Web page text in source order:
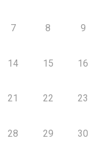
7 8 9
14 15 16
21 22 23
28 29 30